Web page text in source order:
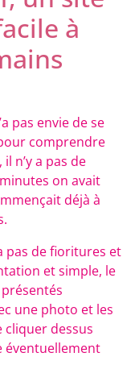
à
pas envie de se
comprendre
n’y a pas de
on avait
déjà à
pas de fioritures et
et simple, le
une photo et les
dessus